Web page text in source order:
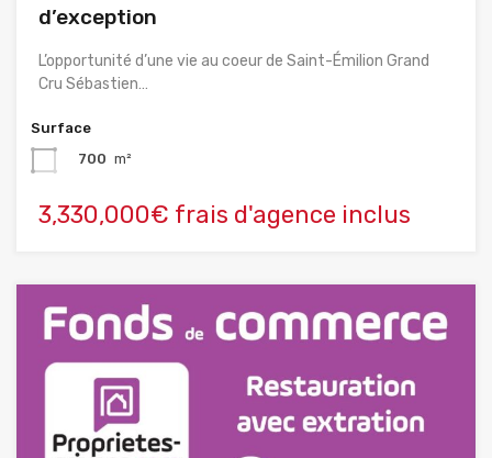
d’exception
L’opportunité d’une vie au coeur de Saint-Émilion Grand
Cru Sébastien…
Surface
700 m²
3,330,000€ frais d'agence inclus